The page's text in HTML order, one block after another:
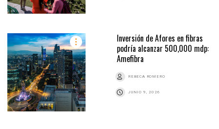
Inversión de Afores en fibras
podría alcanzar 500,000 mdp:
Amefibra
REBECA ROMERO
JUNIO 9, 2026